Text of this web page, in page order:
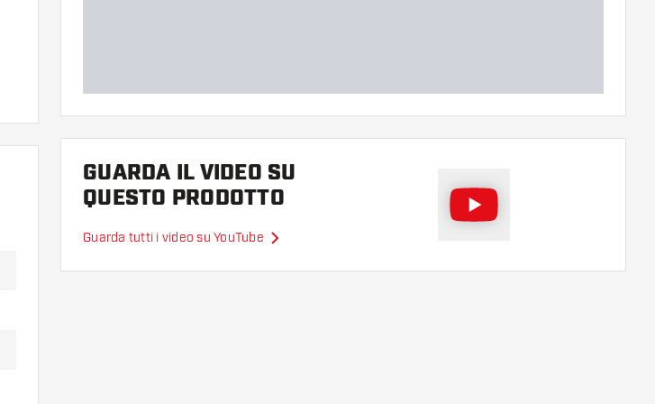
GUARDA IL VIDEO SU
QUESTO PRODOTTO
Guarda tutti i video su YouTube